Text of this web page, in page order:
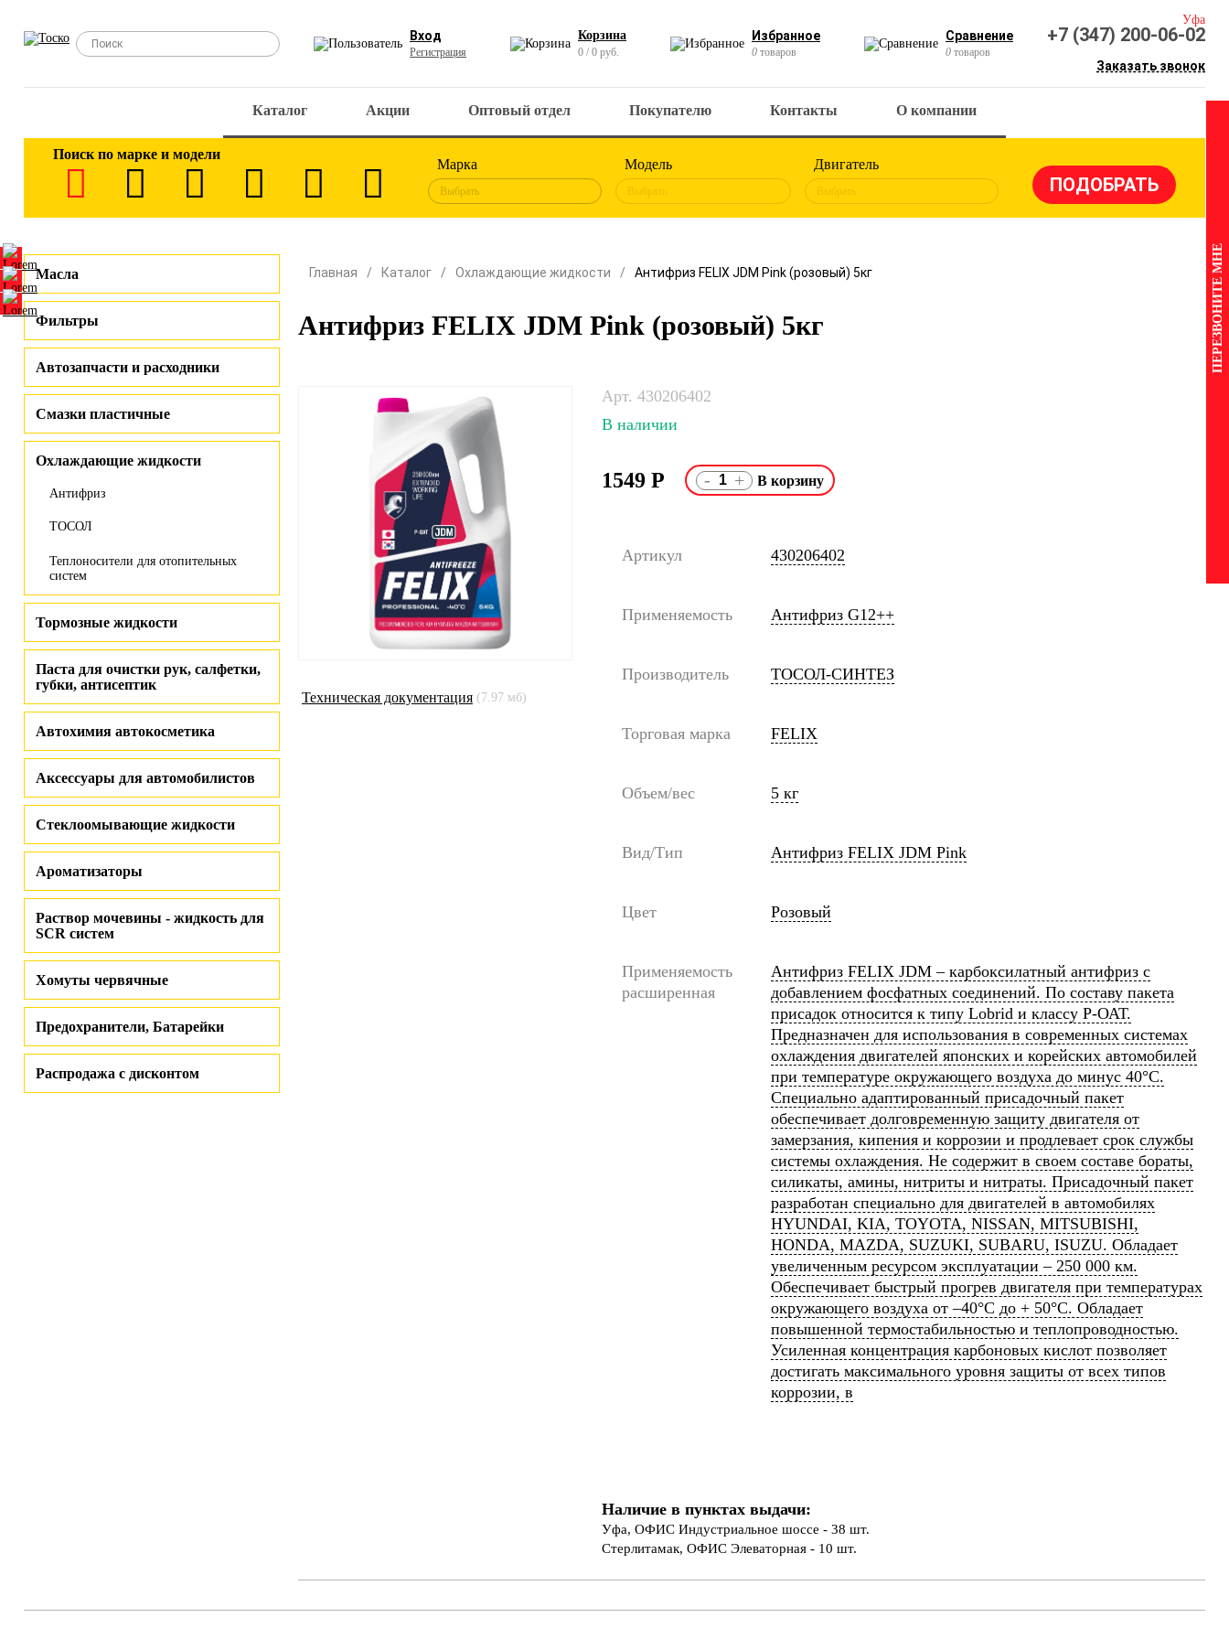
Вход
Регистрация
Корзина
0 / 0 руб.
Избранное
0 товаров
Сравнение
0 товаров
Уфа
+7 (347) 200-06-02
Заказать звонок
Каталог Акции Оптовый отдел Покупателю Контакты О компании
Поиск по марке и модели
Марка
Выбрать
Модель
Выбрать
Двигатель
Выбрать
Масла
Фильтры
Автозапчасти и расходники
Смазки пластичные
Охлаждающие жидкости
Антифриз
ТОСОЛ
Теплоносители для отопительных
систем
Тормозные жидкости
Паста для очистки рук, салфетки,
губки, антисептик
Автохимия автокосметика
Аксессуары для автомобилистов
Стеклоомывающие жидкости
Ароматизаторы
Раствор мочевины - жидкость для
SCR систем
Хомуты червячные
Предохранители, Батарейки
Распродажа с дисконтом
Главная Каталог Охлаждающие жидкости Антифриз FELIX JDM Pink (розовый) 5кг
Антифриз FELIX JDM Pink (розовый) 5кг
Техническая документация (7.97 мб)
Арт. 430206402
В наличии
1549 Р - +
Артикул 430206402
Применяемость Антифриз G12++
Производитель ТОСОЛ-СИНТЕЗ
Торговая марка FELIX
Объем/вес 5 кг
Вид/Тип Антифриз FELIX JDM Pink
Цвет Розовый
Применяемость
расширенная
Антифриз FELIX JDM – карбоксилатный антифриз с
добавлением фосфатных соединений. По составу пакета
присадок относится к типу Lobrid и классу Р-ОАТ.
Предназначен для использования в современных системах
охлаждения двигателей японских и корейских автомобилей
при температуре окружающего воздуха до минус 40°C.
Специально адаптированный присадочный пакет
обеспечивает долговременную защиту двигателя от
замерзания, кипения и коррозии и продлевает срок службы
системы охлаждения. Не содержит в своем составе бораты,
силикаты, амины, нитриты и нитраты. Присадочный пакет
разработан специально для двигателей в автомобилях
HYUNDAI, KIA, TOYOTA, NISSAN, MITSUBISHI,
HONDA, MAZDA, SUZUKI, SUBARU, ISUZU. Обладает
увеличенным ресурсом эксплуатации – 250 000 км.
Обеспечивает быстрый прогрев двигателя при температурах
окружающего воздуха от –40°С до + 50°С. Обладает
повышенной термостабильностью и теплопроводностью.
Усиленная концентрация карбоновых кислот позволяет
достигать максимального уровня защиты от всех типов
коррозии, в
Наличие в пунктах выдачи:
Уфа, ОФИС Индустриальное шоссе - 38 шт.
Стерлитамак, ОФИС Элеваторная - 10 шт.
ПЕРЕЗВОНИТЕ МНЕ